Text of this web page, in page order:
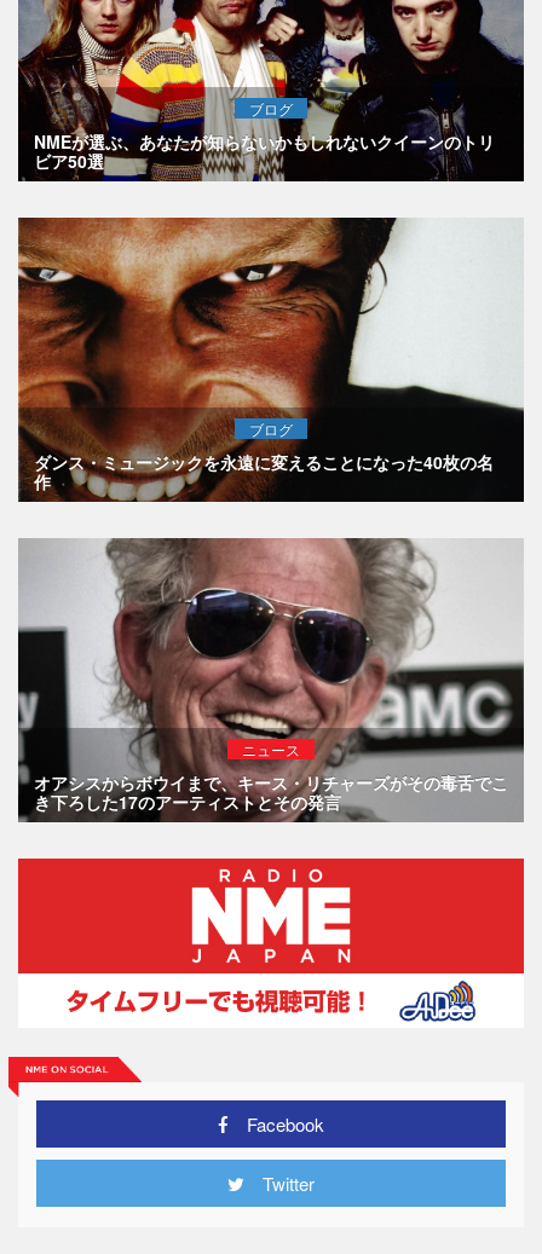
ブログ
NMEが選ぶ、あなたが知らないかもしれないクイーンのトリ
ビア50選
ブログ
ダンス・ミュージックを永遠に変えることになった40枚の名
作
ニュース
オアシスからボウイまで、キース・リチャーズがその毒舌でこ
き下ろした17のアーティストとその発言
Facebook
Twitter